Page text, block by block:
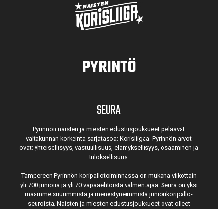
PYRINTÖ
SEURA
Pyrinnön naisten ja miesten edustusjoukkueet pelaavat
valtakunnan korkeinta sarjatasoa: Korisliigaa. Pyrinnön arvot
ovat: yhteisöl­lisyys, vastuul­lisuus, elämyk­sellisyys, osaaminen ja
tulok­sellisuus.
Tampereen Pyrinnön kori­pallo­toimin­nassa on mukana viikottain
yli 700 junioria ja yli 70 vapaa­ehtoista valmen­tajaa. Seura on yksi
maamme suurim­mista ja menes­tyneim­mistä juni­ori­kori­pallo­
seuroista. Naisten ja miesten edustus­joukkueet ovat olleet